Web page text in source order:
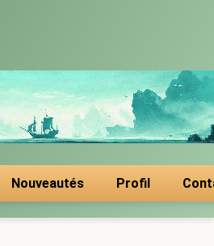
Nouveautés Profil